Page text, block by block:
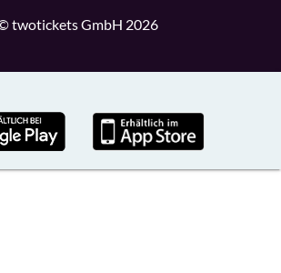
twotickets GmbH 2026